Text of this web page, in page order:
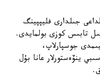
جىلدارى فليپپينگ
تابىس كوزى بولمايدى.
جوسپارلاپ،
ينۆەستورلار عانا بۇل